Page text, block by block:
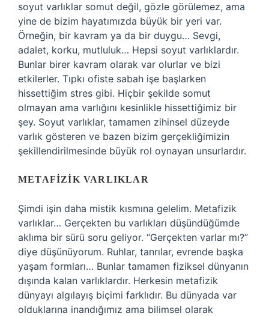
soyut varlıklar somut değil, gözle görülemez, ama
yine de bizim hayatımızda büyük bir yeri var.
Örneğin, bir kavram ya da bir duygu… Sevgi,
adalet, korku, mutluluk… Hepsi soyut varlıklardır.
Bunlar birer kavram olarak var olurlar ve bizi
etkilerler. Tıpkı ofiste sabah işe başlarken
hissettiğim stres gibi. Hiçbir şekilde somut
olmayan ama varlığını kesinlikle hissettiğimiz bir
şey. Soyut varlıklar, tamamen zihinsel düzeyde
varlık gösteren ve bazen bizim gerçekliğimizin
şekillendirilmesinde büyük rol oynayan unsurlardır.
METAFIZIK VARLIKLAR
Şimdi işin daha mistik kısmına gelelim. Metafizik
varlıklar… Gerçekten bu varlıkları düşündüğümde
aklıma bir sürü soru geliyor. “Gerçekten varlar mı?”
diye düşünüyorum. Ruhlar, tanrılar, evrende başka
yaşam formları… Bunlar tamamen fiziksel dünyanın
dışında kalan varlıklardır. Herkesin metafizik
dünyayı algılayış biçimi farklıdır. Bu dünyada var
olduklarına inandığımız ama bilimsel olarak